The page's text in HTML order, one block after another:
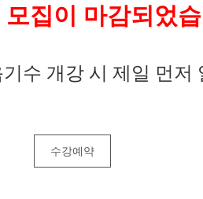
집이 마감되었
수 개강 시 제일 먼저
수강예약